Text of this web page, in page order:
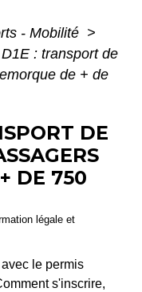
- Mobilité >
: transport de
de + de
DE
DE 750
légale et
le permis
s'inscrire,